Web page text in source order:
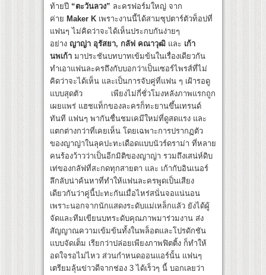
ท้ายปี “ตะวันลวง” ละครฟอร์มใหญ่ จาก
ค่าย Maker K เพราะงานนี้ได้สามซุปตาร์ตัวท็อปที่
แฟนๆ ไม่คิดว่าจะได้เห็นประกบกันง่ายๆ
อย่าง ญาญ่า อุรัสยา, กลัฟ คณาวุฒิ และ เก้า
นพเก้า มาประชันบทบาทเข้มข้นในเรื่องเดียวกัน
ทำเอาแฟนละครถึงกับบอกว่าเป็นเซอร์ไพรส์ที่ไม่
คิดว่าจะได้เห็น และเป็นการจับคู่ที่แฟน ๆ เฝ้ารอดู
แบบสุดตัว เพียงไม่กี่ชั่วโมงหลังภาพแรกถูก
เผยแพร่ แฮชแท็กของละครก็ทะยานขึ้นเทรนด์
ทันที แฟนๆ พากันชื่นชมเคมีใหม่ที่ดูสดแรง และ
แตกต่างกว่าที่เคยเห็น โดยเฉพาะการปรากฏตัว
ของญาญ่าในลุคปะทะเดือดแบบนัวร์ดราม่า ที่หลาย
คนร้องว้าวว่าเป็นอีกมิติของญาญ่า รวมถึงเสน่ห์ดิบ
เท่ของกลัฟที่สะกดทุกสายตา และ เก้ากับอินเนอร์
ลึกลับน่าค้นหาที่ทำให้แฟนละครพูดเป็นเสียง
เดียวกันว่าคู่นี้ปะทะกันเมื่อไหร่สนั่นจอแน่นอน
เพราะนอกจากนักแสดงระดับแม่เหล็กแลัว ยังได้ผู้
จัดและทีมเขียนบทระดับคุณภาพมาร่วมงาน ส่ง
สัญญาณความเข้มข้นทั้งในพล็อตและโปรดักชัน
แบบจัดเต็ม เรียกว่าปล่อยเพียงภาพฟิตติ้ง ก็ทำให้
อดใจรอไม่ไหว ส่วนกำหนดออนแอร์นั้น แฟนๆ
เตรียมลุ้นข่าวดีจากช่อง 3 ได้เร็วๆ นี้ บอกเลยว่า